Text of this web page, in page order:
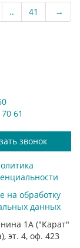
.. 41 →
61
звонок
на обработку
данных
1А ("Карат"
эт. 4, оф. 423